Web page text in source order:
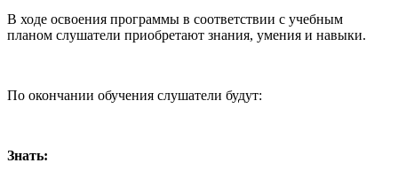
В ходе освоения программы в соответствии с учебным
планом слушатели приобретают знания, умения и навыки.
По окончании обучения слушатели будут:
Знать: